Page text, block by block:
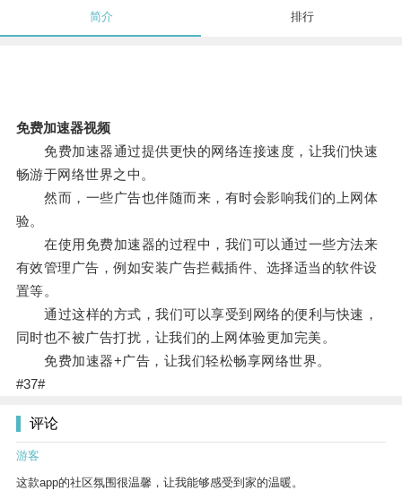
简介 排行
免费加速器视频
免费加速器通过提供更快的网络连接速度，让我们快速
畅游于网络世界之中。
然而，一些广告也伴随而来，有时会影响我们的上网体
验。
在使用免费加速器的过程中，我们可以通过一些方法来
有效管理广告，例如安装广告拦截插件、选择适当的软件设
置等。
通过这样的方式，我们可以享受到网络的便利与快速，
同时也不被广告打扰，让我们的上网体验更加完美。
免费加速器+广告，让我们轻松畅享网络世界。
#37#
评论
游客
这款app的社区氛围很温馨，让我能够感受到家的温暖。